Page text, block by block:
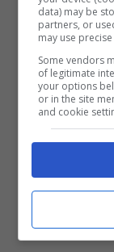
Acquista un
data) may be
partners, or
may use
Some vendors
of legitimate
your options
or in the site
and cookie